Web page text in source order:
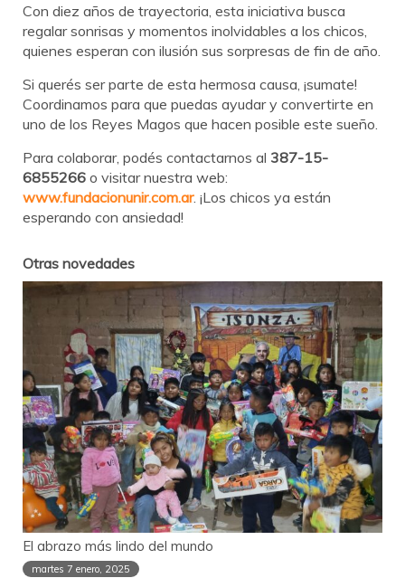
Con diez años de trayectoria, esta iniciativa busca
regalar sonrisas y momentos inolvidables a los chicos,
quienes esperan con ilusión sus sorpresas de fin de año.
Si querés ser parte de esta hermosa causa, ¡sumate!
Coordinamos para que puedas ayudar y convertirte en
uno de los Reyes Magos que hacen posible este sueño.
Para colaborar, podés contactarnos al 387-15-
6855266 o visitar nuestra web:
www.fundacionunir.com.ar. ¡Los chicos ya están
esperando con ansiedad!
Otras novedades
El abrazo más lindo del mundo
martes 7 enero, 2025